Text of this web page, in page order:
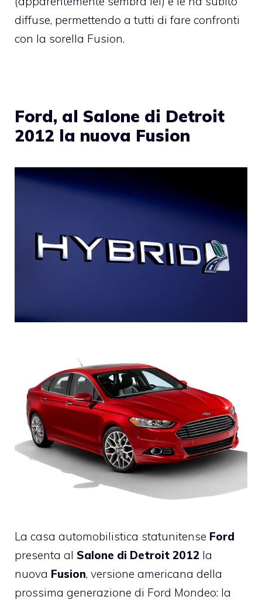
diffuse, permettendo a tutti di fare confronti
con la sorella Fusion.
Ford, al Salone di Detroit
2012 la nuova Fusion
La casa automobilistica statunitense Ford
presenta al Salone di Detroit 2012 la
nuova Fusion, versione americana della
prossima generazione di Ford Mondeo: la